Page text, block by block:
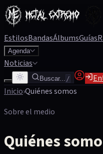
EstilosBandasÁlbumsGuías
Agenda
Noticias
Buscar... /
Inicio›Quiénes somos
Sobre el medio
Quiénes